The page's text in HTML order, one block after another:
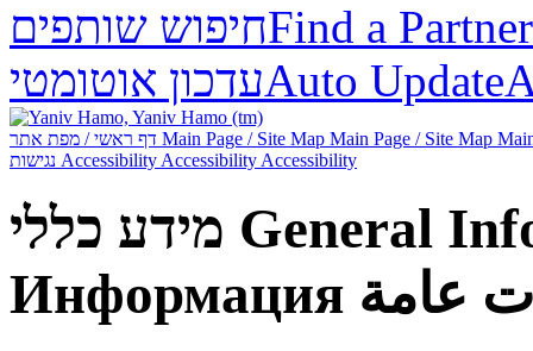
חיפוש שותפיםFind a Partner
עדכון אוטומטיAuto Update
Main Page / Site Map Main Page / Site Map
Accessibility Accessibility Accessibility
מידע כללי General
Информация عامة